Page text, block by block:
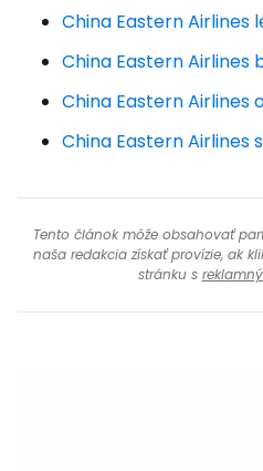
China Eastern Airlines
China Eastern Airlines
China Eastern Airlines
China Eastern Airlines
Tento článok môže obsahovať
naša redakcia získať provízie, ak
stránku s